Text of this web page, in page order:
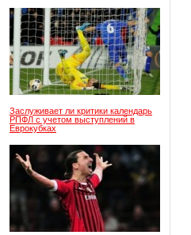
Заслуживает ли критики календарь
РПФЛ с учетом выступлений в
Еврокубках